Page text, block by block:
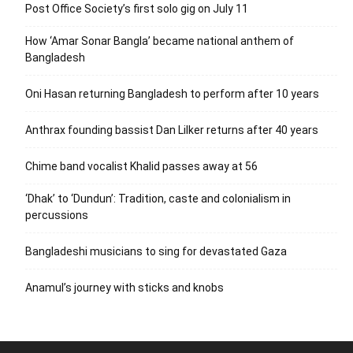
Post Office Society’s first solo gig on July 11
How ‘Amar Sonar Bangla’ became national anthem of
Bangladesh
Oni Hasan returning Bangladesh to perform after 10 years
Anthrax founding bassist Dan Lilker returns after 40 years
Chime band vocalist Khalid passes away at 56
‘Dhak’ to ‘Dundun’: Tradition, caste and colonialism in
percussions
Bangladeshi musicians to sing for devastated Gaza
Anamul’s journey with sticks and knobs